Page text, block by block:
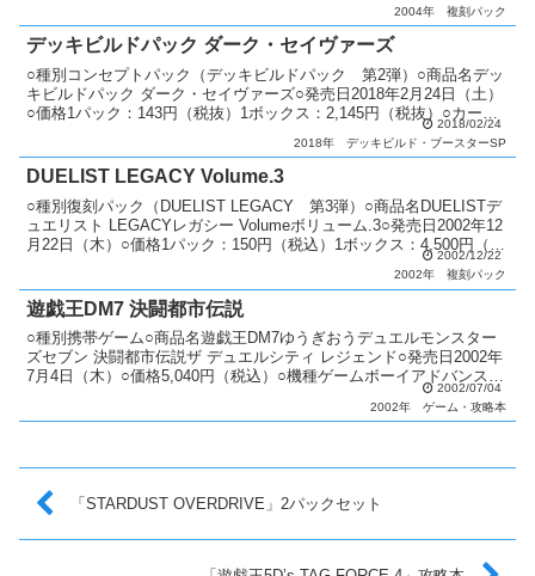
2004年
複刻パック
デッキビルドパック ダーク・セイヴァーズ
○種別コンセプトパック（デッキビルドパック 第2弾）○商品名デッ
キビルドパック ダーク・セイヴァーズ○発売日2018年2月24日（土）
○価格1パック：143円（税抜）1ボックス：2,145円（税抜）○カード
2018/02/24
2018年
デッキビルド・ブースターSP
DUELIST LEGACY Volume.3
○種別復刻パック（DUELIST LEGACY 第3弾）○商品名DUELISTデ
ュエリスト LEGACYレガシー Volumeボリューム.3○発売日2002年12
月22日（木）○価格1パック：150円（税込）1ボックス：4,500円（税
2002/12/22
2002年
複刻パック
遊戯王DM7 決闘都市伝説
○種別携帯ゲーム○商品名遊戯王DM7ゆうぎおうデュエルモンスター
ズセブン 決闘都市伝説ザ デュエルシティ レジェンド○発売日2002年
7月4日（木）○価格5,040円（税込）○機種ゲームボーイアドバンス○
2002/07/04
2002年
ゲーム・攻略本
「STARDUST OVERDRIVE」2パックセット